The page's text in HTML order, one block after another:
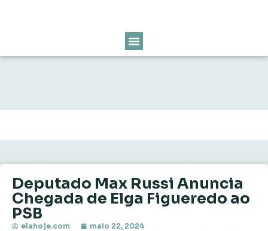
Deputado Max Russi Anuncia
Chegada de Elga Figueredo ao
PSB
elahoje.com maio 22, 2024